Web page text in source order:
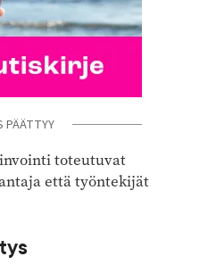
PÄÄTTYY
toteutuvat
että työntekijät